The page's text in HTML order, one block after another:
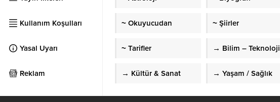
Kullanım Koşulları
Yasal Uyarı
Reklam
~ Okuyucudan ~ Şiirler
~ Tarifler → Bilim – Teknoloji
→ Kültür & Sanat → Yaşam / Sağlık